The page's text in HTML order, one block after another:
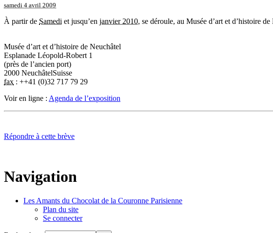
samedi 4 avril 2009
À partir de Samedi et jusqu’en janvier 2010, se déroule, au Musée d’art et d’histoire
Musée d’art et d’histoire de Neuchâtel
Esplanade Léopold-Robert 1
(près de l’ancien port)
2000 NeuchâtelSuisse
fax : ++41 (0)32 717 79 29
Voir en ligne : Agenda de l’exposition
Répondre à cette brève
Navigation
Les Amants du Chocolat de la Couronne Parisienne
Plan du site
Se connecter